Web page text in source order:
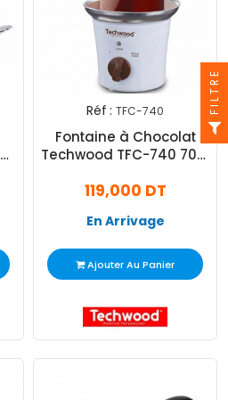
Réf : TFC-740
Fontaine à Chocolat
Techwood TFC-740 70W
119,000 DT
En Arrivage
Ajouter Au Panier
FILTRE